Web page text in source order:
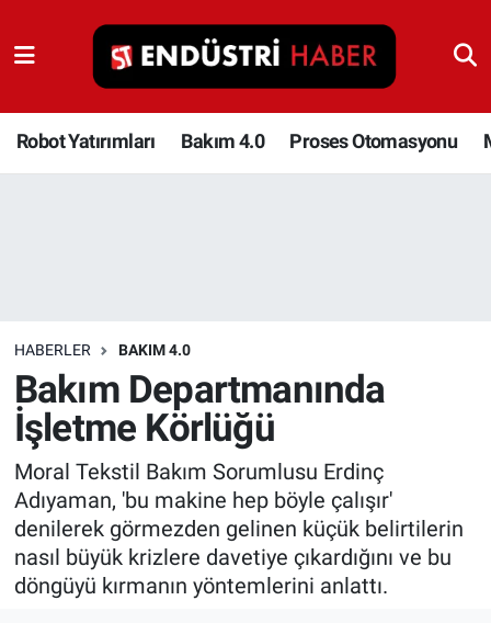
Robot Yatırımları Bakım 4.0 Proses Otomasyonu
HABERLER BAKIM 4.0
Bakım Departmanında
İşletme Körlüğü
Moral Tekstil Bakım Sorumlusu Erdinç
Adıyaman, 'bu makine hep böyle çalışır'
denilerek görmezden gelinen küçük belirtilerin
nasıl büyük krizlere davetiye çıkardığını ve bu
döngüyü kırmanın yöntemlerini anlattı.
Robot Yatırımları
Bakım 4.0
İnşaat ve Malzeme
HaberOrtak
EndüstriST
Enerjisini Üreten Fabrikalar